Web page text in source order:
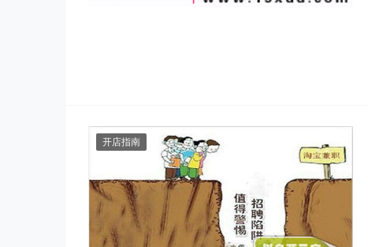
开店指南